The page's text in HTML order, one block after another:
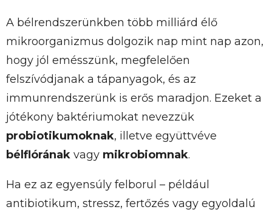
A bélrendszerünkben több milliárd élő
mikroorganizmus dolgozik nap mint nap azon,
hogy jól emésszünk, megfelelően
felszívódjanak a tápanyagok, és az
immunrendszerünk is erős maradjon. Ezeket a
jótékony baktériumokat nevezzük
probiotikumoknak, illetve együttvéve
bélflórának vagy mikrobiomnak.
Ha ez az egyensúly felborul – például
antibiotikum, stressz, fertőzés vagy egyoldalú